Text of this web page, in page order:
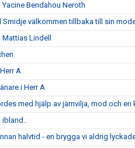
Bendahou Neroth
Smidje välkommen tillbaka till sin
Lindell
A
i Herr A
med hjälp av järnvilja, mod och
ibland..
halvtid - en brygga vi aldrig